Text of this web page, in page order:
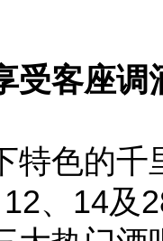
受客座调
特色的
、14及